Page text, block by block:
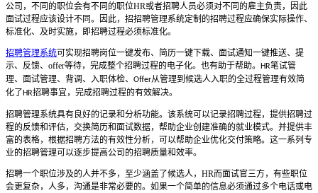
公司，不同的职位会有不同的职位HR或者招聘人员必须对不同的雇主负责，因此
面试过程应该设计不同。因此，招招聘管理系统定制的招聘过程应确保实际操作、
标准化、及时实施，即招聘过程必须标准化。
招聘管理系统可实现招聘岗位一键发布、简历一键下载、面试通知一键推送、提
示、反馈、 offer等待，完成整个招聘过程的电子化。也有助于帮助。 HR笔试管
理、面试管理、背调、入职体检、 Offer从管理到候选人入职的全过程管理有效简
化了 HR招聘事宜，完成招聘过程的有效解决。
招聘管理系统具有良好的记录和分析功能。该系统可以记录招聘过程，提供招聘过
程的反馈和评估，交换简历和面试数据，帮助企业创建准确的就业模式。并提供丰
富的表格，根据招聘方法的有效性分析，可以帮助企业优化交付策略。这一系列专
业的招聘管理可以逐步提高公司的招聘质量和效率。
招聘一个职位涉及的人并不多，至少涵盖了候选人， HR而面试官三方，有些职位
会更复杂，人多，沟通是非常必要的。如果一个简单的信息必须通过多个电话或电